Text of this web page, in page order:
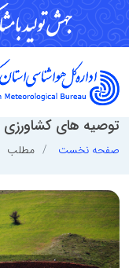
توصيه هاي كشاورزي 31 مرداد 1403
صفحه نخست مطلب